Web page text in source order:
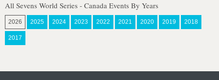
All Sevens World Series - Canada Events By Years
2026 2025 2024 2023 2022 2021 2020 2019 2018
2017